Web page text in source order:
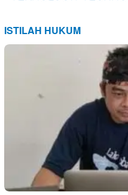
ISTILAH HUKUM